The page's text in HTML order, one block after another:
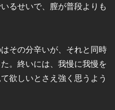
るせいで、膣が普段よりも
その分辛いが、それと同時
。終いには、我慢に我慢を
欲しいとさえ強く思うよう